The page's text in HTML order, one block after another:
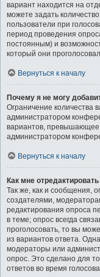
вариант находится на
можете задать
пользователи при
период проведения
постоянным) и
который они
Вернуться к началу
Почему я не могу
Ограничение количества
администратором
вариантов, превышающее
администратором
Вернуться к началу
Как мне
Так же, как и сообщения,
создателями,
редактирования опроса
в теме; опрос всегда
проголосовать, то вы
из вариантов ответа.
модераторы или
опрос. Это сделано для
ответов во время